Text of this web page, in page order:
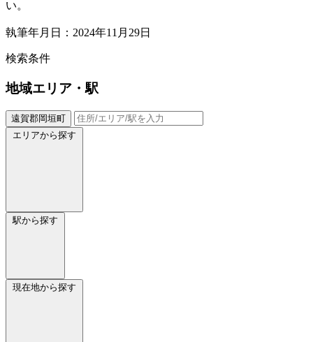
い。
執筆年月日：2024年11月29日
検索条件
地域エリア・駅
遠賀郡岡垣町
エリアから探す
駅から探す
現在地から探す